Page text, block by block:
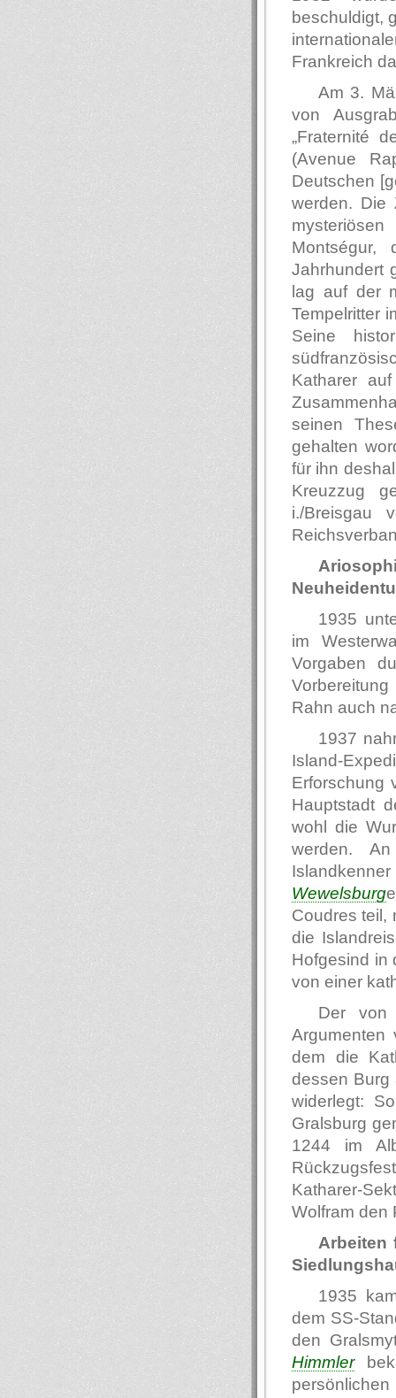
beschuldigt,
Frankreich
Am 3.
von
„Fraternité
(Avenue
Deutschen
werden. Die
Jahrhundert
lag auf der
Tempelritter
Seine
Katharer
seinen
gehalten
für ihn
Kreuzzug
i./Breisgau
1935
im
Vorgaben
Rahn auch
1937
Island-
Erforschung
Hauptstadt
wohl die
werden.
Wewelsburg
Coudres teil,
die
Hofgesind in
von einer
Der von
Argumenten
dem die
dessen Burg
widerlegt:
Gralsburg
1244 im
Katharer-
Wolfram den
Arbeiten
1935
dem SS-
den
Himmler